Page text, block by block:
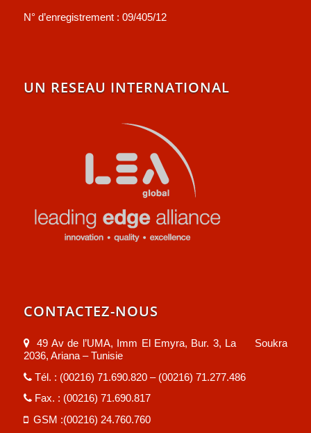
N° d’enregistrement : 09/405/12
UN RESEAU INTERNATIONAL
CONTACTEZ-NOUS
49 Av de l’UMA, Imm El Emyra, Bur. 3, La Soukra
2036, Ariana – Tunisie
Tél. : (00216) 71.690.820 – (00216) 71.277.486
Fax. : (00216) 71.690.817
GSM :(00216) 24.760.760